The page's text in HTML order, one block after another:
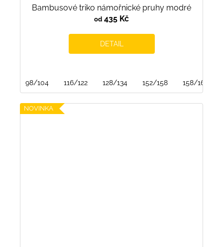
Bambusové triko námořnické pruhy modré
od 435 Kč
DETAIL
98/104 116/122 128/134 152/158 158/164
NOVINKA